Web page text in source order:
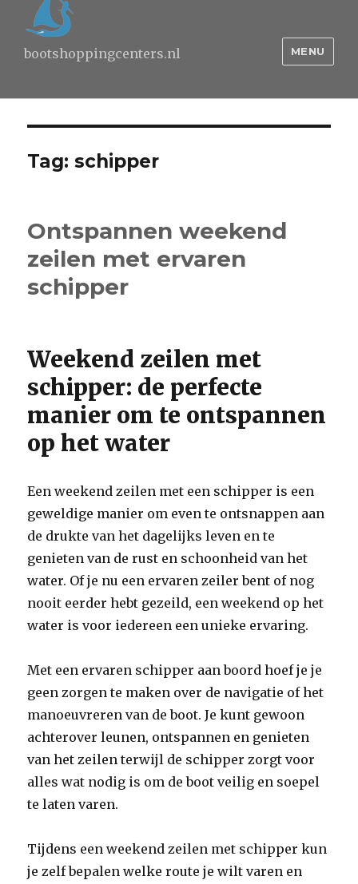
bootshoppingcenters.nl MENU
Tag:schipper
Ontspannen weekend
zeilen met ervaren
schipper
Weekend zeilen met
schipper: de perfecte
manier om te ontspannen
op het water
Een weekend zeilen met een schipper is een
geweldige manier om even te ontsnappen aan
de drukte van het dagelijks leven en te
genieten van de rust en schoonheid van het
water. Of je nu een ervaren zeiler bent of nog
nooit eerder hebt gezeild, een weekend op het
water is voor iedereen een unieke ervaring.
Met een ervaren schipper aan boord hoef je je
geen zorgen te maken over de navigatie of het
manoeuvreren van de boot. Je kunt gewoon
achterover leunen, ontspannen en genieten
van het zeilen terwijl de schipper zorgt voor
alles wat nodig is om de boot veilig en soepel
te laten varen.
Tijdens een weekend zeilen met schipper kun
je zelf bepalen welke route je wilt varen en